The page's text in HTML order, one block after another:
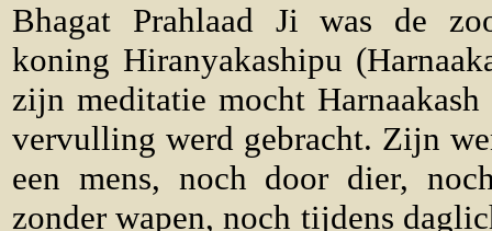
Bhagat Prahlaad Ji was de
koning Hiranyakashipu
zijn meditatie mocht
vervulling werd gebracht. Zijn
een mens, noch door dier,
zonder wapen, noch tijdens